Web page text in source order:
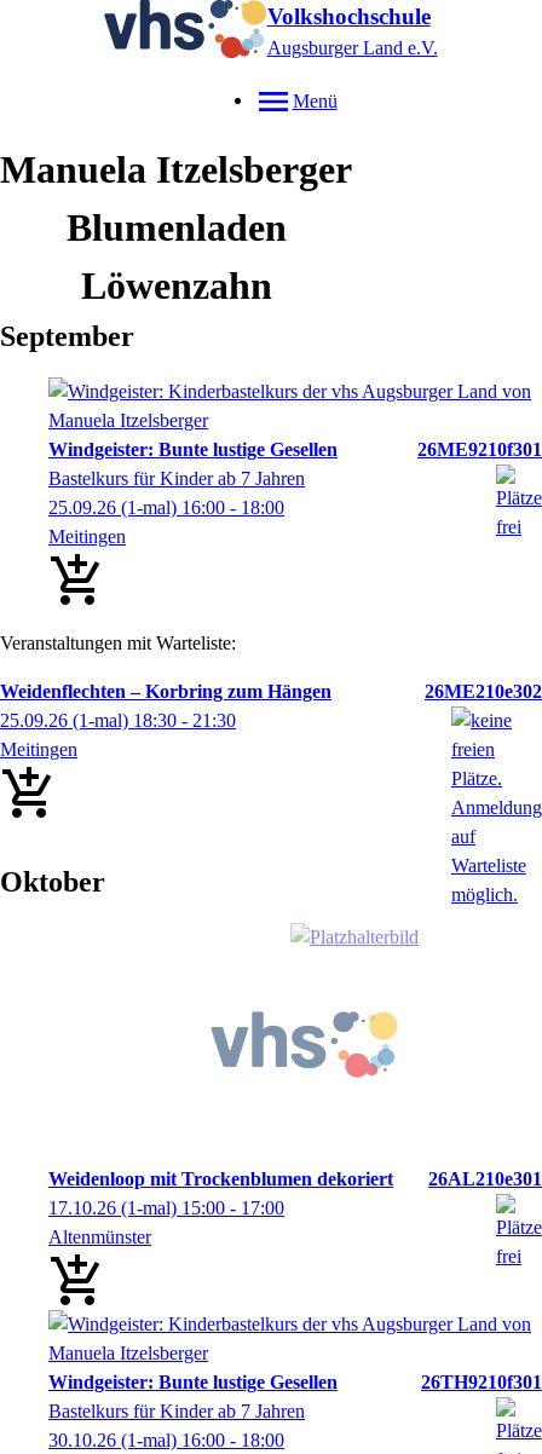
Volkshochschule
Augsburger Land e.V.
Menü
Manuela Itzelsberger
Blumenladen
Löwenzahn
September
Windgeister: Bunte lustige Gesellen
26ME9210f301
Bastelkurs für Kinder ab 7 Jahren
25.09.26 (1-mal) 16:00 - 18:00
Meitingen
Veranstaltungen mit Warteliste:
Weidenflechten – Korbring zum Hängen
26ME210e302
25.09.26 (1-mal) 18:30 - 21:30
Meitingen
Oktober
Weidenloop mit Trockenblumen dekoriert
26AL210e301
17.10.26 (1-mal) 15:00 - 17:00
Altenmünster
Windgeister: Bunte lustige Gesellen
26TH9210f301
Bastelkurs für Kinder ab 7 Jahren
30.10.26 (1-mal) 16:00 - 18:00